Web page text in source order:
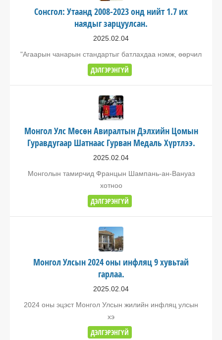
Сонсгол: Утаанд 2008-2023 онд нийт 1.7 их
наядыг зарцуулсан.
2025.02.04
"Агаарын чанарын стандартыг батлахдаа нэмж, өөрчил
ДЭЛГЭРЭНГҮЙ
Монгол Улс Мөсөн Авиралтын Дэлхийн Цомын
Гуравдугаар Шатнаас Гурван Медаль Хүртлээ.
2025.02.04
Монголын тамирчид Францын Шампань-ан-Вануаз
хотноо
ДЭЛГЭРЭНГҮЙ
Монгол Улсын 2024 оны инфляц 9 хувьтай
гарлаа.
2025.02.04
2024 оны эцэст Монгол Улсын жилийн инфляц улсын
хэ
ДЭЛГЭРЭНГҮЙ